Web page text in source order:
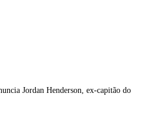
Jordan Henderson, ex-capitão do